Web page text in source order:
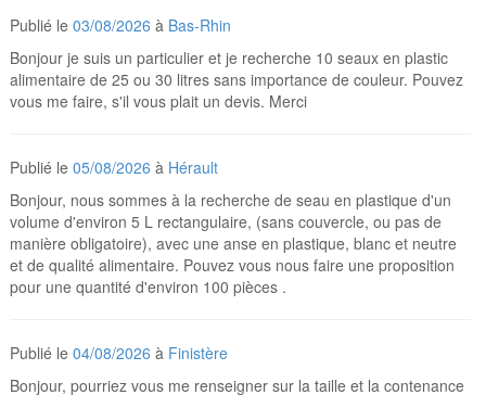
Publié le03/08/2026 à Bas-Rhin
Bonjour je suis un particulier et je recherche 10 seaux en plastic
alimentaire de 25 ou 30 litres sans importance de couleur. Pouvez
vous me faire, s'il vous plait un devis. Merci
Publié le05/08/2026 à Hérault
Bonjour, nous sommes à la recherche de seau en plastique d'un
volume d'environ 5 L rectangulaire, (sans couvercle, ou pas de
manière obligatoire), avec une anse en plastique, blanc et neutre
et de qualité alimentaire. Pouvez vous nous faire une proposition
pour une quantité d'environ 100 pièces .
Publié le04/08/2026 à Finistère
Bonjour, pourriez vous me renseigner sur la taille et la contenance